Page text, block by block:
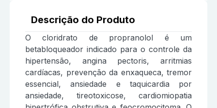
Descrição do Produto
O cloridrato de propranolol é um
betabloqueador indicado para o controle da
hipertensão, angina pectoris, arritmias
cardíacas, prevenção da enxaqueca, tremor
essencial, ansiedade e taquicardia por
ansiedade, tireotoxicose, cardiomiopatia